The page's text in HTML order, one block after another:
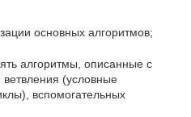
основных алгоритмов;
алгоритмы, описанные с
ветвления (условные
вспомогательных